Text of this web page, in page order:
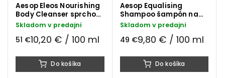
Aesop Eleos Nourishing
Body Cleanser sprchový
gél 500 ml
Skladom v predajni
51 €10,20 € / 100 ml
Do košíka
Aesop Equalising
Shampoo šampón na
vlasy 500 ml
Skladom v predajni
49 €9,80 € / 100 ml
Do košíka